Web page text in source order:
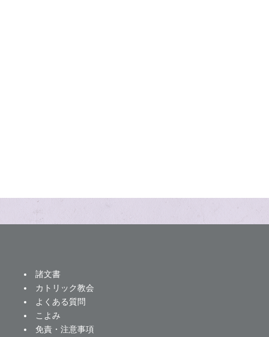
諸文書
カトリック教会
よくある質問
こよみ
免責・注意事項